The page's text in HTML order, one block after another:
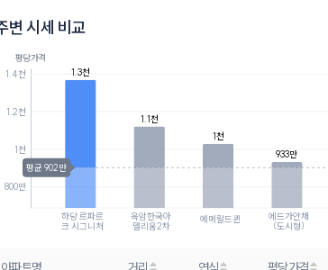
변 시세 비교
하당 르파르
크 시그니처
옥암한국아
델리움2차
에메랄드퀸
에드가안채
(도시형)
800만
1천
1.2천
1.4천
평당가격
1.3천
1.1천
1천
933만
평균 902만